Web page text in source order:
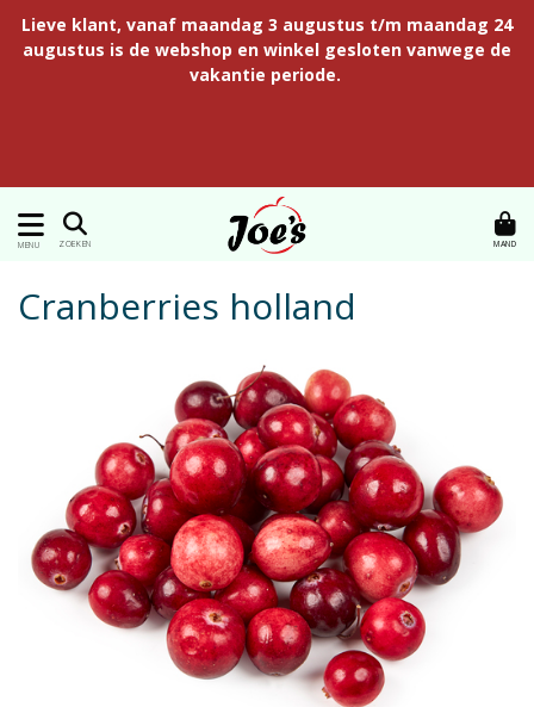
Lieve klant, vanaf maandag 3 augustus t/m maandag 24
augustus is de webshop en winkel gesloten vanwege de
vakantie periode.
MENU ZOEKEN MAND
Cranberries holland